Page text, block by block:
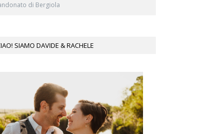
di Bergiola
SIAMO DAVIDE & RACHELE